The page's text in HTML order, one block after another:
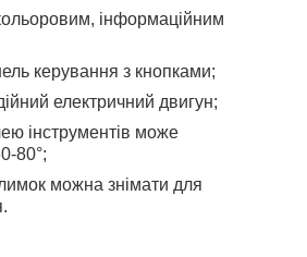
інформаційним
керування з кнопками;
електричний двигун;
інструментів може
80°;
можна знімати для